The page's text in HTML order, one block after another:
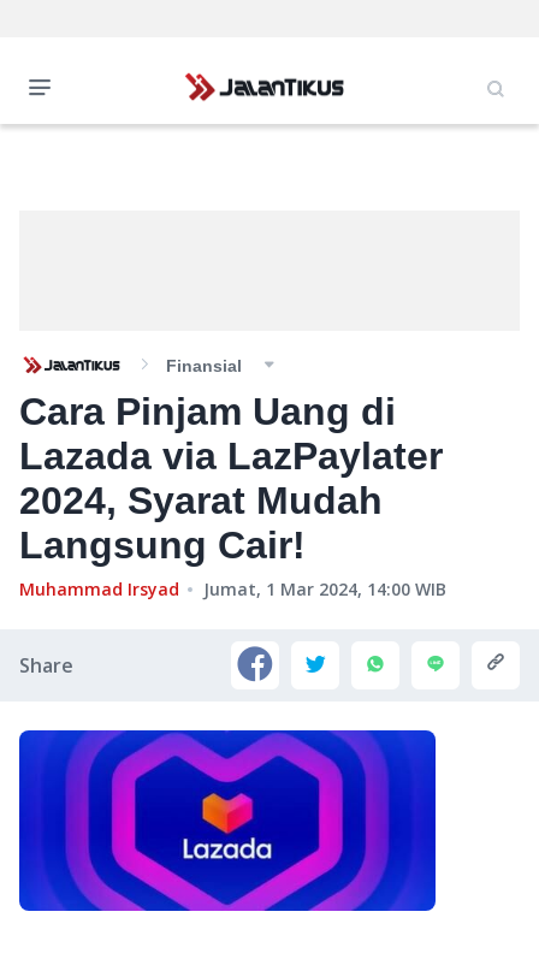
Finansial
Cara Pinjam Uang di
Lazada via LazPaylater
2024, Syarat Mudah
Langsung Cair!
Muhammad Irsyad Jumat, 1 Mar 2024, 14:00 WIB
Share